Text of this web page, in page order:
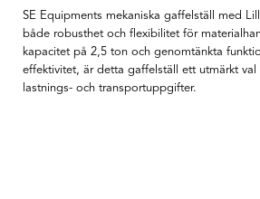
SE Equipments mekaniska gaffelställ med
både robusthet och flexibilitet för
kapacitet på 2,5 ton och genomtänkta
effektivitet, är detta gaffelställ ett utmärkt val
lastnings- och transportuppgifter.